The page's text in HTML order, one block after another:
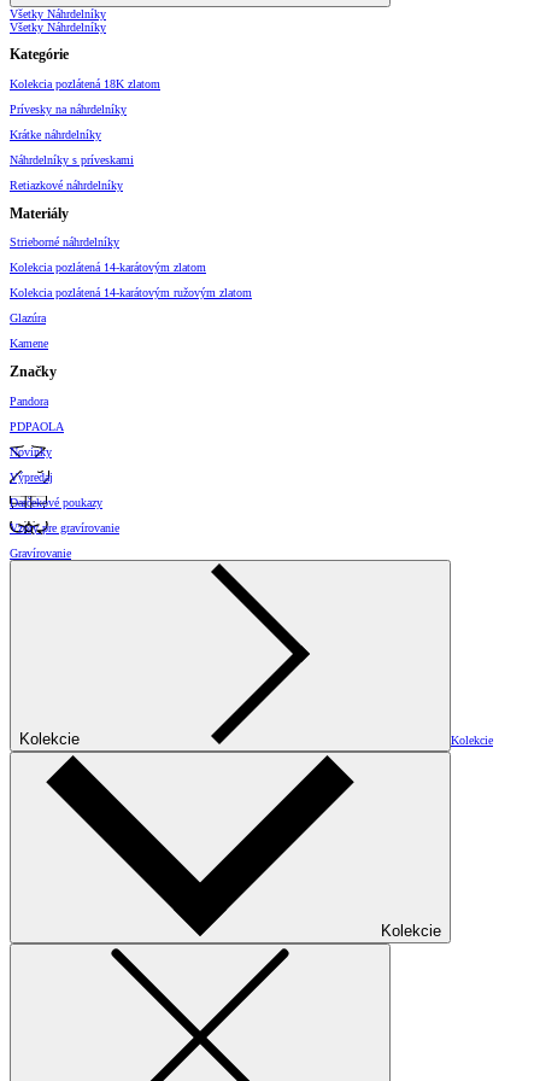
Všetky Náhrdelníky
Všetky Náhrdelníky
Kategórie
Kolekcia pozlátená 18K zlatom
Prívesky na náhrdelníky
Krátke náhrdelníky
Náhrdelníky s príveskami
Retiazkové náhrdelníky
Materiály
Strieborné náhrdelníky
Kolekcia pozlátená 14-karátovým zlatom
Kolekcia pozlátená 14-karátovým ružovým zlatom
Glazúra
Kamene
Značky
Pandora
PDPAOLA
Novinky
Výpredaj
Darčekové poukazy
Vzory pre gravírovanie
Gravírovanie
Kolekcie Kolekcie
Kolekcie